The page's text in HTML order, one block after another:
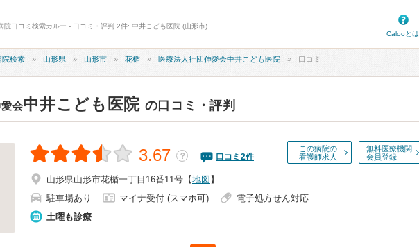
院口コミ検索カルー - 口コミ・評判 2件: 中井こども医院 (山形市)
Calooとは
院検索 山形県 山形市 花楯 医療法人社団伸愛会中井こども医院 口コミ
会中井こども医院 の口コミ・評判
この病院の
看護師求人
無料医療機関
会員登録
3.67 ？ 口コミ 2件
山形県山形市花楯一丁目16番11号 【地図 】
駐車場あり
マイナ受付 (スマホ可)
電子処方せん対応
土曜も診療